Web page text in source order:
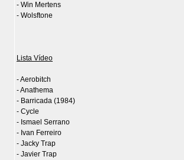
- Win Mertens
- Wolsftone
Lista Vídeo
- Aerobitch
- Anathema
- Barricada (1984)
- Cycle
- Ismael Serrano
- Ivan Ferreiro
- Jacky Trap
- Javier Trap